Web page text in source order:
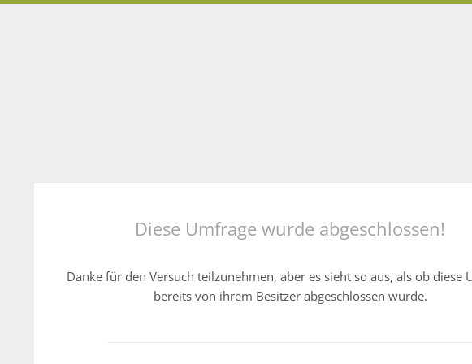
Diese Umfrage wurde abgeschlossen!
Danke für den Versuch teilzunehmen, aber es sieht so aus, als ob diese
bereits von ihrem Besitzer abgeschlossen wurde.